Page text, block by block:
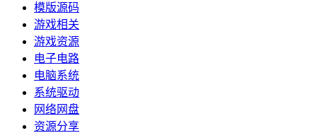
模版源码
游戏相关
游戏资源
电子电路
电脑系统
系统驱动
网络网盘
资源分享